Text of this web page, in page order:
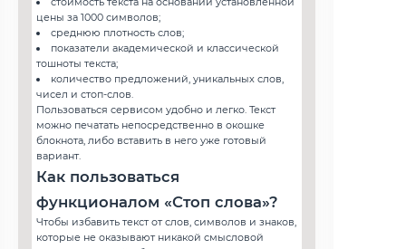
цены за 1000 символов;
среднюю плотность слов;
показатели академической и классической
тошноты текста;
количество предложений, уникальных слов,
чисел и стоп-слов.
Пользоваться сервисом удобно и легко. Текст
можно печатать непосредственно в окошке
блокнота, либо вставить в него уже готовый
вариант.
Как пользоваться
функционалом «Стоп слова»?
Чтобы избавить текст от слов, символов и знаков,
которые не оказывают никакой смысловой